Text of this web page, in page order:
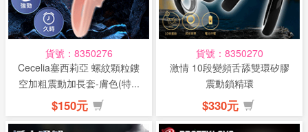
貨號：8350276
Cecelia塞西莉亞 螺紋顆粒鏤
空加粗震動加長套-膚色(特...
$150元
貨號：8350270
激情 10段變頻舌舔雙環矽膠
震動鎖精環
$330元